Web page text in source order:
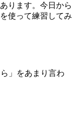
ります。今日から
使って練習してみ
」をあまり言わ